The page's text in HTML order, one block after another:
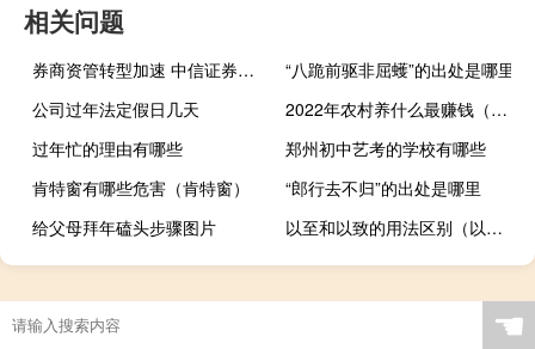
相关问题
券商资管转型加速 中信证券公募大集合完成管理人变更
“八跪前驱非屈蠖”的出处是哪里
公司过年法定假日几天
2022年农村养什么最赚钱（养什么最赚钱）
过年忙的理由有哪些
郑州初中艺考的学校有哪些
肯特窗有哪些危害（肯特窗）
“郎行去不归”的出处是哪里
给父母拜年磕头步骤图片
以至和以致的用法区别（以至和以致的区别）
☚